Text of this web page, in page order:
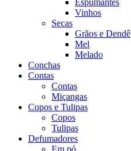
Espumantes
Vinhos
Secas
Grãos e Dendê
Mel
Melado
Conchas
Contas
Contas
Miçangas
Copos e Tulipas
Copos
Tulipas
Defumadores